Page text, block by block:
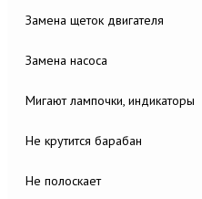
Замена щеток двигателя
Замена насоса
Мигают лампочки, индикаторы
Не крутится барабан
Не полоскает